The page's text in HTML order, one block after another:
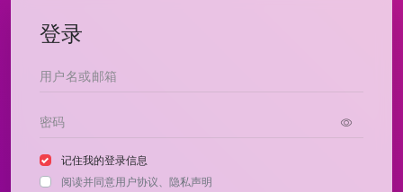
登录
记住我的登录信息
阅读并同意用户协议 隐私声明